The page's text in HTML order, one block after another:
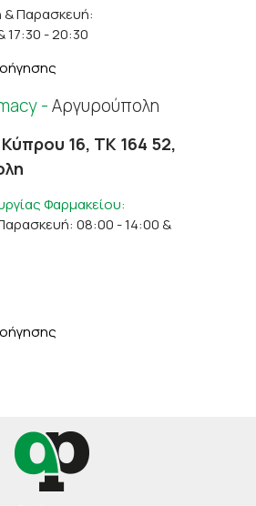
& Παρασκευή:
17:30 - 20:30
-Αργυρούπολη
16, ΤΚ 164 52,
Φαρμακείου:
08:00 - 14:00 &